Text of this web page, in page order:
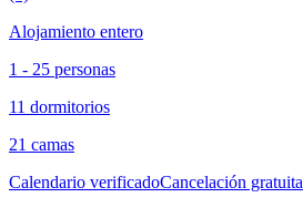
Alojamiento entero
1 - 25 personas
11 dormitorios
21 camas
Calendario verificadoCancelación gratuita